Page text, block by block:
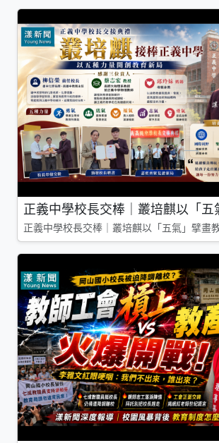
正義中學校長交棒｜叢培麒以「五
正義中學校長交棒｜叢培麒以「五氣」擘畫